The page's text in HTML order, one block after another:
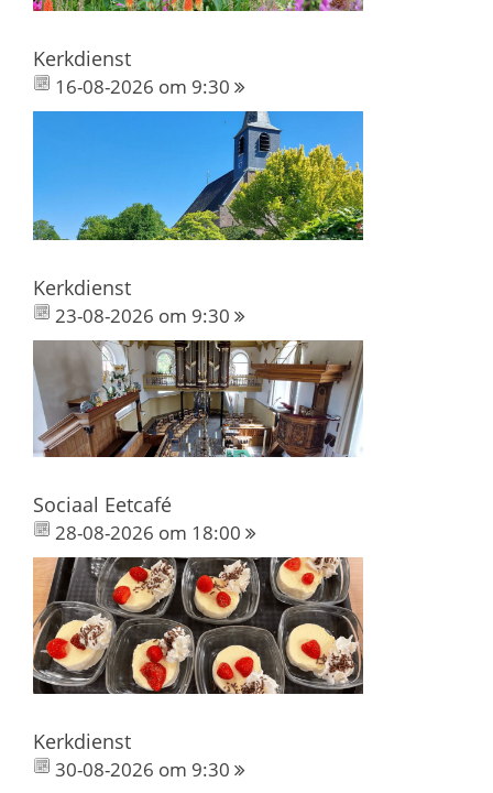
Kerkdienst
16-08-2026 om 9:30
Kerkdienst
23-08-2026 om 9:30
Sociaal Eetcafé
28-08-2026 om 18:00
Kerkdienst
30-08-2026 om 9:30